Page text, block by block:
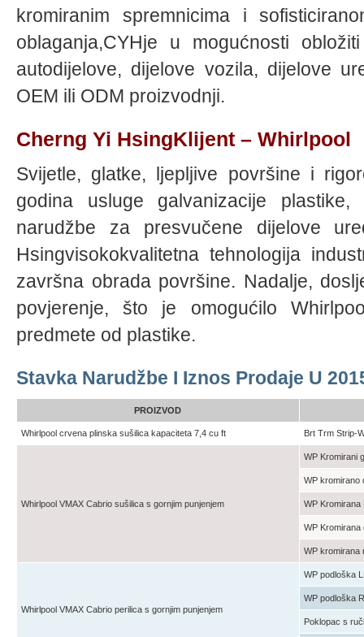
kromiranim spremnicima i
oblaganja,CYHje u mogućnosti
autodijelove, dijelove vozila, dijelove
OEM ili ODM proizvodnji.
Cherng Yi HsingKlijent – ​​Whirlpool
Svijetle, glatke, ljepljive površine i
godina usluge galvanizacije
narudžbe za presvučene dijelove
Hsingvisokokvalitetna tehnologija
završna obrada površine. Nadalje,
povjerenje, što je omogućilo
predmete od plastike.
Stavka Narudžbe I Iznos Prodaje U
PROIZVOD
Whirlpool crvena plinska sušilica kapaciteta 7,4 cu ft Brt Trm Strip-
Whirlpool VMAX Cabrio sušilica s gornjim punjenjem
WP Kromirani
WP kromirano
WP
WP
WP kromirana
Whirlpool VMAX Cabrio perilica s gornjim punjenjem
WP podloška
WP podloška
Poklopac s